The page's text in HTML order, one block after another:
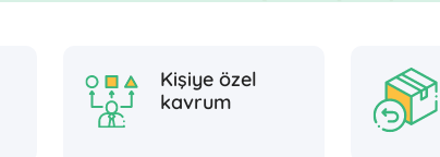
Kişiye özel
kavrum